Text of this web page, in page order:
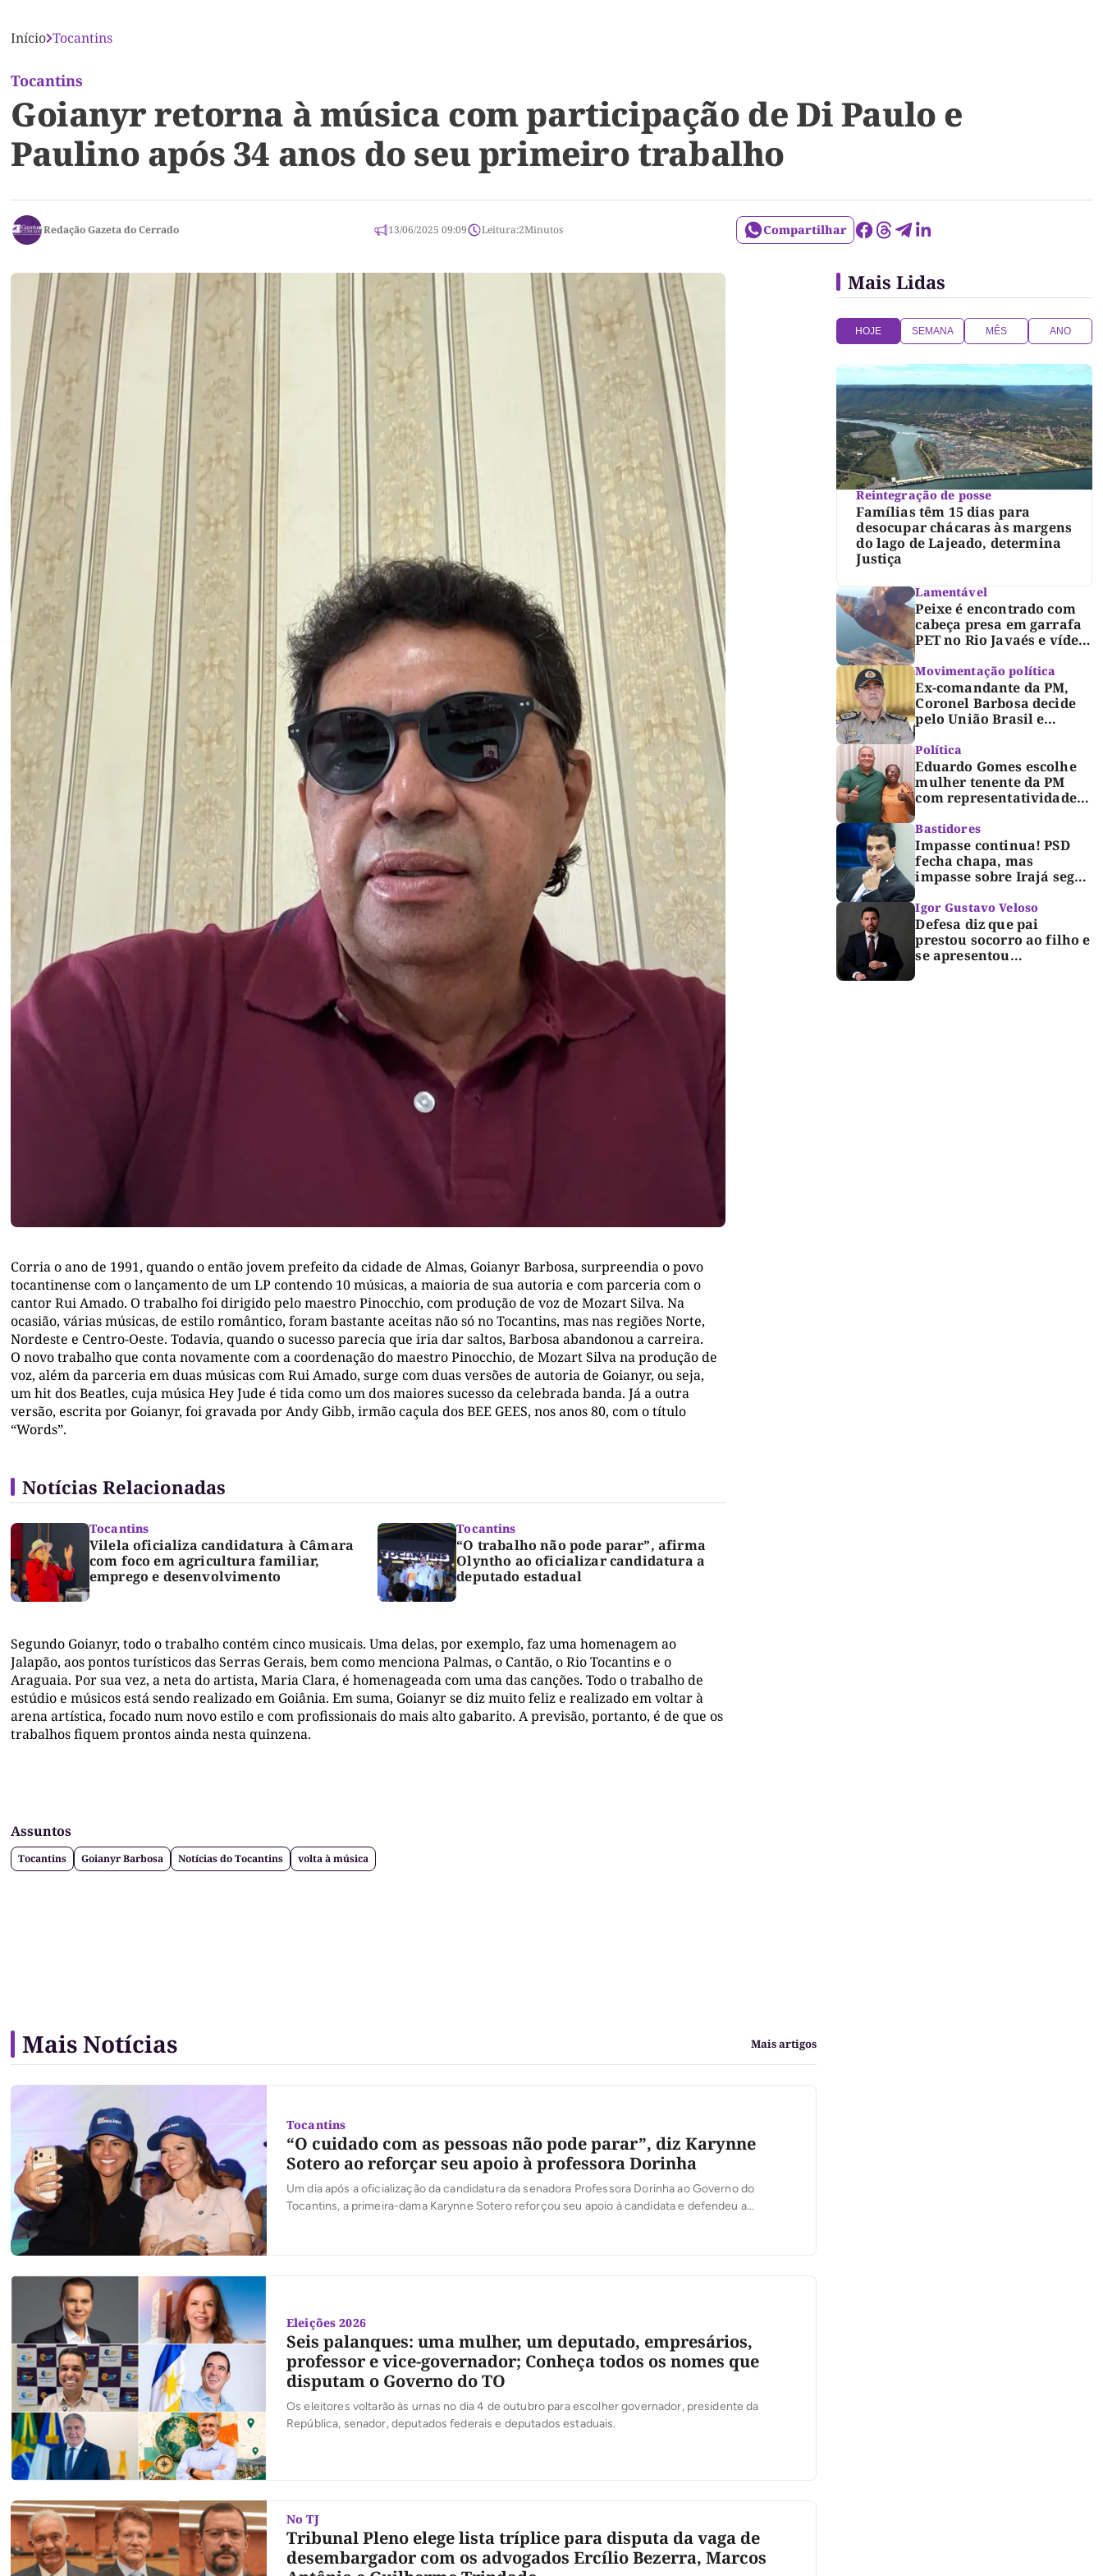
Início Tocantins
Tocantins
Goianyr retorna à música com participação de Di Paulo e
Paulino após 34 anos do seu primeiro trabalho
Redação Gazeta do Cerrado 13/06/2025 09:09 Leitura:2Minutos Compartilhar
Corria o ano de 1991, quando o então jovem prefeito da cidade de Almas, Goianyr Barbosa, surpreendia o povo
tocantinense com o lançamento de um LP contendo 10 músicas, a maioria de sua autoria e com parceria com o
cantor Rui Amado. O trabalho foi dirigido pelo maestro Pinocchio, com produção de voz de Mozart Silva. Na
ocasião, várias músicas, de estilo romântico, foram bastante aceitas não só no Tocantins, mas nas regiões Norte,
Nordeste e Centro-Oeste. Todavia, quando o sucesso parecia que iria dar saltos, Barbosa abandonou a carreira.
O novo trabalho que conta novamente com a coordenação do maestro Pinocchio, de Mozart Silva na produção de
voz, além da parceria em duas músicas com Rui Amado, surge com duas versões de autoria de Goianyr, ou seja,
um hit dos Beatles, cuja música Hey Jude é tida como um dos maiores sucesso da celebrada banda. Já a outra
versão, escrita por Goianyr, foi gravada por Andy Gibb, irmão caçula dos BEE GEES, nos anos 80, com o título
“Words”.
Notícias Relacionadas
Tocantins
Vilela oficializa candidatura à Câmara
com foco em agricultura familiar,
emprego e desenvolvimento
Tocantins
“O trabalho não pode parar”, afirma
Olyntho ao oficializar candidatura a
deputado estadual
Segundo Goianyr, todo o trabalho contém cinco musicais. Uma delas, por exemplo, faz uma homenagem ao
Jalapão, aos pontos turísticos das Serras Gerais, bem como menciona Palmas, o Cantão, o Rio Tocantins e o
Araguaia. Por sua vez, a neta do artista, Maria Clara, é homenageada com uma das canções. Todo o trabalho de
estúdio e músicos está sendo realizado em Goiânia. Em suma, Goianyr se diz muito feliz e realizado em voltar à
arena artística, focado num novo estilo e com profissionais do mais alto gabarito. A previsão, portanto, é de que os
trabalhos fiquem prontos ainda nesta quinzena.
Assuntos
Tocantins Goianyr Barbosa Notícias do Tocantins volta à música
Mais Lidas
HOJE SEMANA MÊS ANO
Reintegração de posse
Famílias têm 15 dias para
desocupar chácaras às margens
do lago de Lajeado, determina
Justiça
Lamentável
Peixe é encontrado com
cabeça presa em garrafa
PET no Rio Javaés e vídeo
lixo nos rios
Movimentação política
Ex-comandante da PM,
Coronel Barbosa decide
pelo União Brasil e
Dorinha
Política
Eduardo Gomes escolhe
mulher tenente da PM
com representatividade e
para compor segunda
suplência ao Senado
Bastidores
Impasse continua! PSD
fecha chapa, mas
impasse sobre Irajá segue
TRE; Laurez diz que nome
dele não foi homologado
Igor Gustavo Veloso
Defesa diz que pai
prestou socorro ao filho e
se apresentou
Mais Notícias Mais artigos
Tocantins
“O cuidado com as pessoas não pode parar”, diz Karynne
Sotero ao reforçar seu apoio à professora Dorinha
Um dia após a oficialização da candidatura da senadora Professora Dorinha ao Governo do
Tocantins, a primeira-dama Karynne Sotero reforçou seu apoio à candidata e defendeu a
Eleições 2026
Seis palanques: uma mulher, um deputado, empresários,
professor e vice-governador; Conheça todos os nomes que
disputam o Governo do TO
Os eleitores voltarão às urnas no dia 4 de outubro para escolher governador, presidente da
República, senador, deputados federais e deputados estaduais.
No TJ
Tribunal Pleno elege lista tríplice para disputa da vaga de
desembargador com os advogados Ercílio Bezerra, Marcos